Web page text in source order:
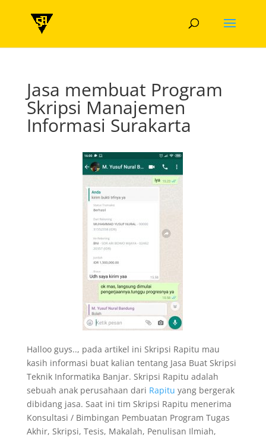
Jasa membuat Program
Skripsi Manajemen
Informasi Surakarta
Halloo guys.., pada artikel ini Skripsi Rapitu mau
kasih informasi buat kalian tentang Jasa Buat Skripsi
Teknik Informatika Banjar. Skripsi Rapitu adalah
sebuah anak perusahaan dari Rapitu yang bergerak
dibidang jasa. Saat ini tim Skripsi Rapitu menerima
Konsultasi / Bimbingan Pembuatan Program Tugas
Akhir, Skripsi, Tesis, Makalah, Penulisan Ilmiah,